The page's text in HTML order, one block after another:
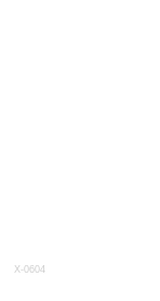
X-0604